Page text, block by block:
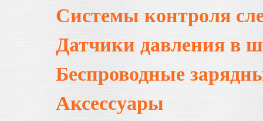
Системы контроля
Датчики давления в
Беспроводные
Аксессуары